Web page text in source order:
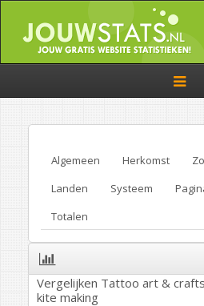
Algemeen Herkomst
Landen
Systeem
Totalen
Vergelijken Tattoo art &
kite making